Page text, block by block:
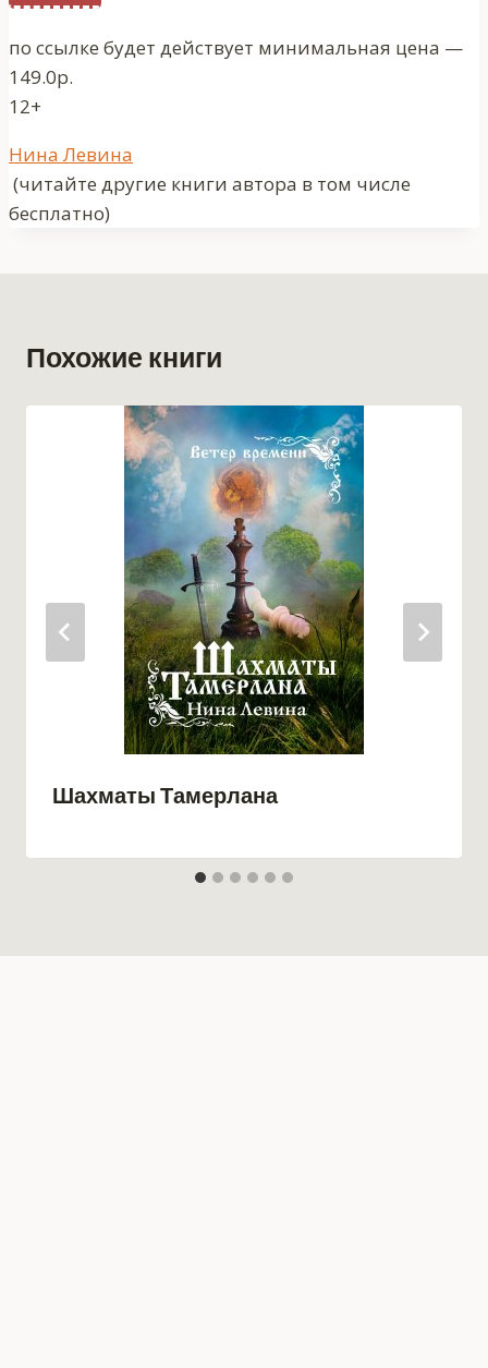
по ссылке будет действует минимальная цена —
149.0р.
12+
Метки
записи:
Нина Левина
(читайте другие книги автора в том числе
бесплатно)
Похожие книги
Шахматы Тамерлана